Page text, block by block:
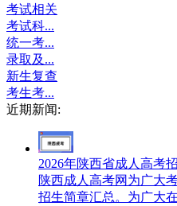
考试相关
考试科...
统一考...
录取及...
新生复查
考生考...
近期新闻:
2026年陕西省成人高考
陕西成人高考网为广大
招生简章汇总。为广大